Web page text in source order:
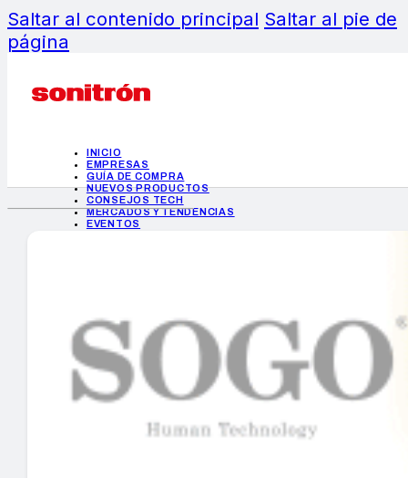
Saltar al contenido principal Saltar al pie de
página
INICIO
EMPRESAS
GUÍA DE COMPRA
NUEVOS PRODUCTOS
CONSEJOS TECH
MERCADOS Y TENDENCIAS
EVENTOS
INICIO
EMPRESAS
GUÍA DE COMPRA